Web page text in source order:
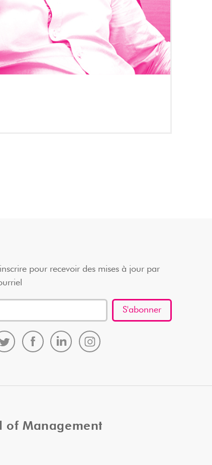
pour recevoir des mises à jour par
of Management